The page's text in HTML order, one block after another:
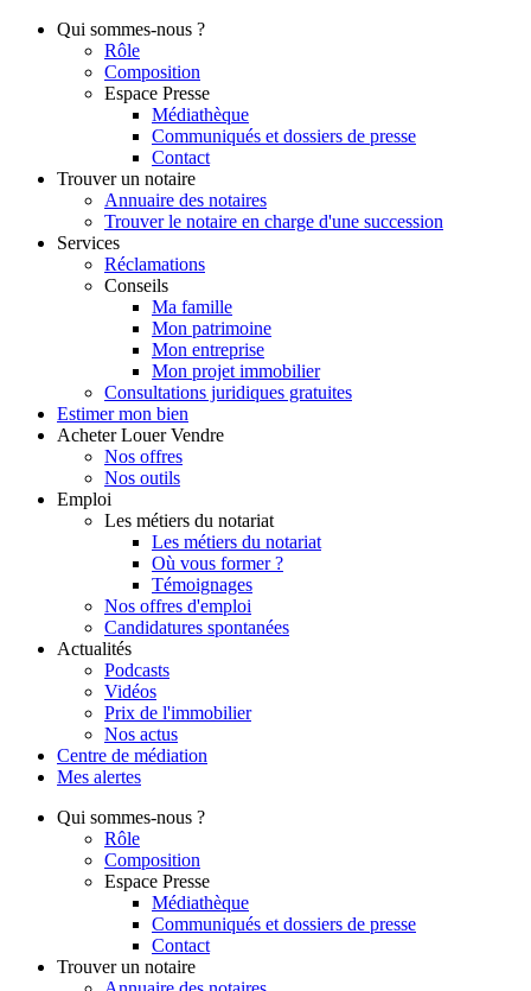
Qui sommes-nous ?
Rôle
Composition
Espace Presse
Médiathèque
Communiqués et dossiers de presse
Contact
Trouver un notaire
Annuaire des notaires
Trouver le notaire en charge d'une succession
Services
Réclamations
Conseils
Ma famille
Mon patrimoine
Mon entreprise
Mon projet immobilier
Consultations juridiques gratuites
Estimer mon bien
Acheter Louer Vendre
Nos offres
Nos outils
Emploi
Les métiers du notariat
Les métiers du notariat
Où vous former ?
Témoignages
Nos offres d'emploi
Candidatures spontanées
Actualités
Podcasts
Vidéos
Prix de l'immobilier
Nos actus
Centre de médiation
Mes alertes
Qui sommes-nous ?
Rôle
Composition
Espace Presse
Médiathèque
Communiqués et dossiers de presse
Contact
Trouver un notaire